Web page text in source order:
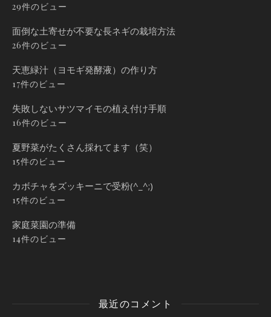
29件のビュー
面倒な土寄せが不要な長ネギの栽培方法
26件のビュー
天恵緑汁（ヨモギ発酵液）の作り方
17件のビュー
失敗しないサツマイモの植え付け手順
16件のビュー
夏野菜がたくさん採れてます（笑）
15件のビュー
カボチャをズッキーニで受粉(^_^;)
15件のビュー
家庭菜園の準備
14件のビュー
最近のコメント